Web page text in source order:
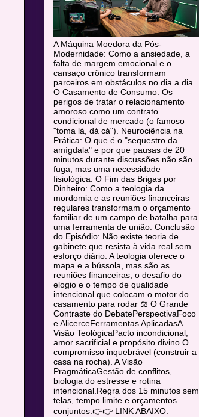
A Máquina Moedora da Pós-
Modernidade: Como a ansiedade, a
falta de margem emocional e o
cansaço crônico transformam
parceiros em obstáculos no dia a dia.
O Casamento de Consumo: Os
perigos de tratar o relacionamento
amoroso como um contrato
condicional de mercado (o famoso
"toma lá, dá cá"). Neurociência na
Prática: O que é o "sequestro da
amígdala" e por que pausas de 20
minutos durante discussões não são
fuga, mas uma necessidade
fisiológica. O Fim das Brigas por
Dinheiro: Como a teologia da
mordomia e as reuniões financeiras
regulares transformam o orçamento
familiar de um campo de batalha para
uma ferramenta de união. Conclusão
do Episódio: Não existe teoria de
gabinete que resista à vida real sem
esforço diário. A teologia oferece o
mapa e a bússola, mas são as
reuniões financeiras, o desafio do
elogio e o tempo de qualidade
intencional que colocam o motor do
casamento para rodar ⚖️ O Grande
Contraste do DebatePerspectivaFoco
e AlicerceFerramentas AplicadasA
Visão TeológicaPacto incondicional,
amor sacrificial e propósito divino.O
compromisso inquebrável (construir a
casa na rocha). A Visão
PragmáticaGestão de conflitos,
biologia do estresse e rotina
intencional.Regra dos 15 minutos sem
telas, tempo limite e orçamentos
conjuntos.👉👉 LINK ABAIXO: